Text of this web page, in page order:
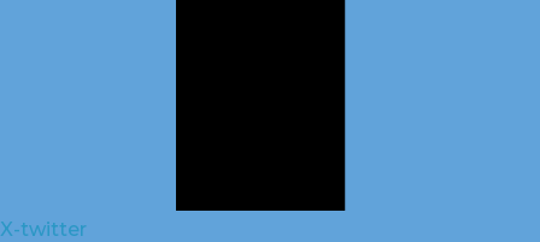
X-twitter